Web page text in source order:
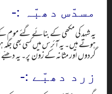
مسدّس دھبّہ :-
یہ شہد کی مکھی کے بنائے گئے موم
ہوتے ہیں۔ یہ آئرس میں کسی بھی جگہ
گردوں اور مثانہ کے زون پر۔ یہ دھبّے
زرد دھبّے :-